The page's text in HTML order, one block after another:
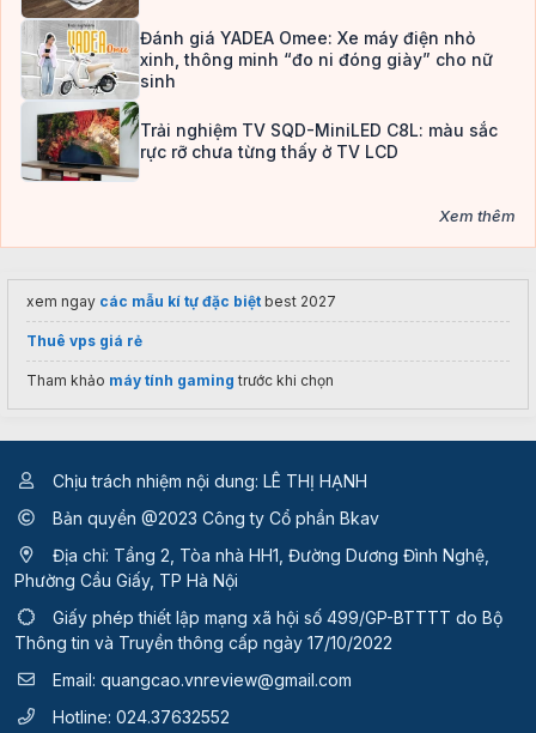
Đánh giá YADEA Omee: Xe máy điện nhỏ
xinh, thông minh “đo ni đóng giày” cho nữ
sinh
Trải nghiệm TV SQD-MiniLED C8L: màu sắc
rực rỡ chưa từng thấy ở TV LCD
Xem thêm
xem ngay các mẫu kí tự đặc biệt best 2027
Thuê vps giá rẻ
Tham khảo máy tính gaming trước khi chọn
Chịu trách nhiệm nội dung: LÊ THỊ HẠNH
Bản quyền @2023 Công ty Cổ phần Bkav
Địa chỉ: Tầng 2, Tòa nhà HH1, Đường Dương Đình Nghệ,
Phường Cầu Giấy, TP Hà Nội
Giấy phép thiết lập mạng xã hội số 499/GP-BTTTT do Bộ
Thông tin và Truyền thông cấp ngày 17/10/2022
Email: quangcao.vnreview@gmail.com
Hotline: 024.37632552